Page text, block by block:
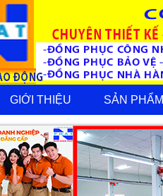
GIỚI THIỆU SẢN PHẨM